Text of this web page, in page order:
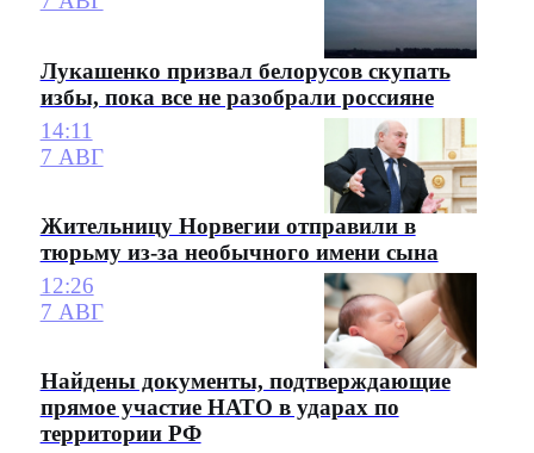
Лукашенко призвал белорусов скупать
избы, пока все не разобрали россияне
14:11
7 АВГ
Жительницу Норвегии отправили в
тюрьму из-за необычного имени сына
12:26
7 АВГ
Найдены документы, подтверждающие
прямое участие НАТО в ударах по
территории РФ